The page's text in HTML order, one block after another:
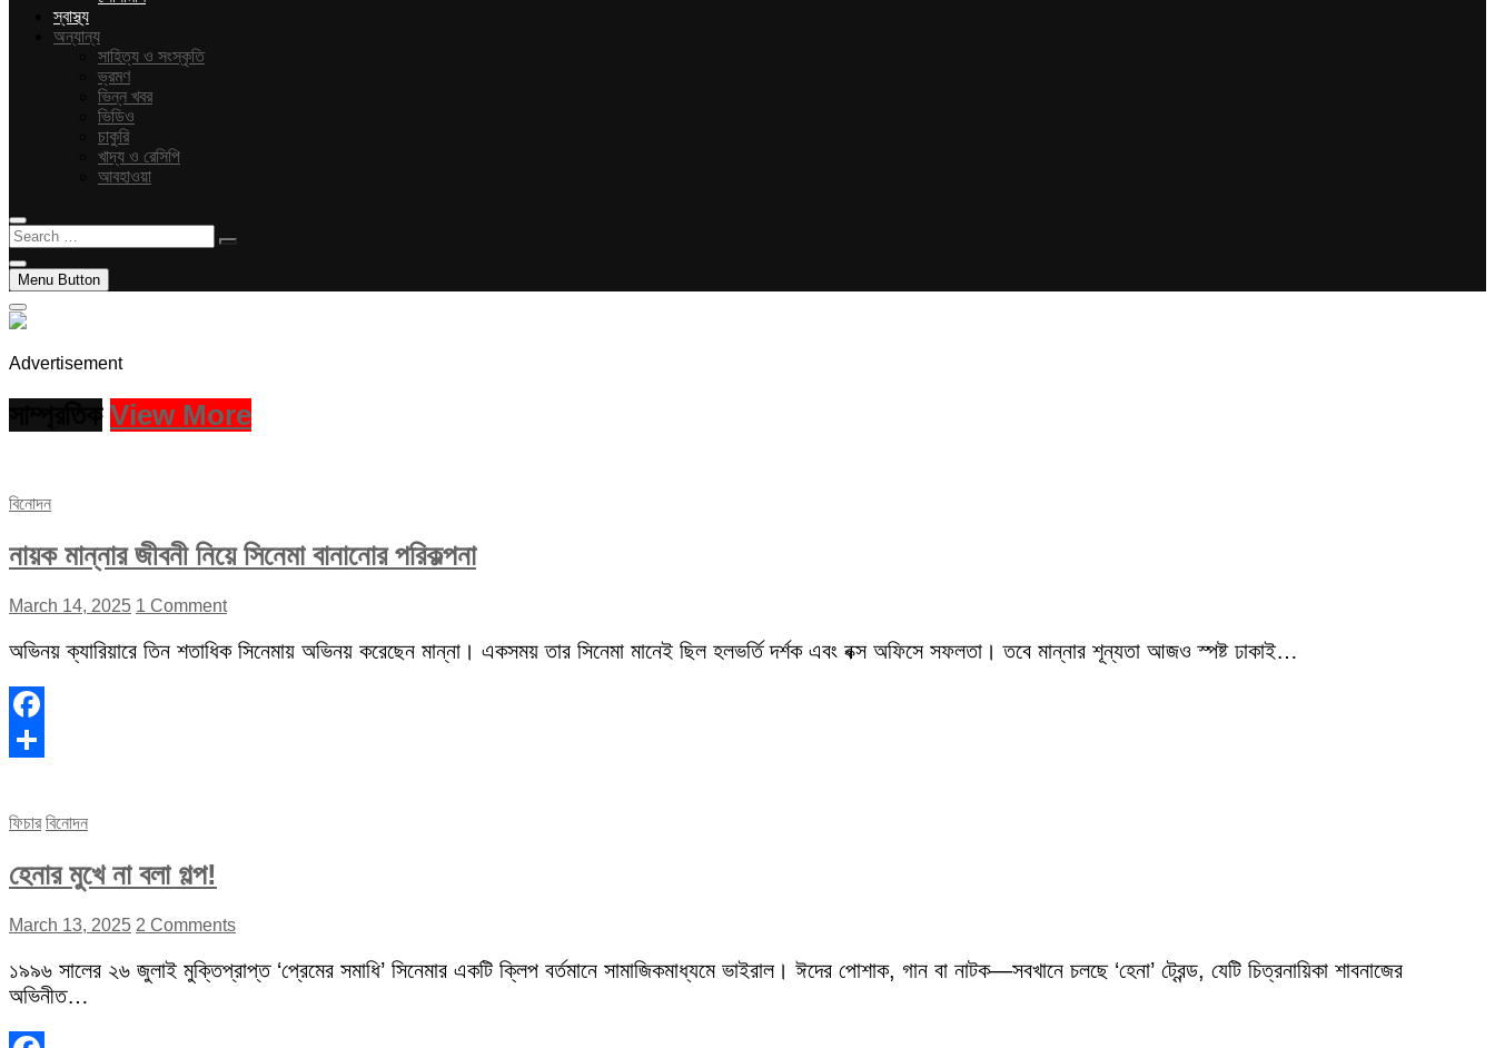
স্বাস্থ্য
অন্যান্য
সাহিত্য ও সংস্কৃতি
ভ্রমণ
ভিন্ন খবর
ভিডিও
চাকুরি
খাদ্য ও রেসিপি
আবহাওয়া
Search
…
Menu Button
Advertisement
View More
বিনোদন
নায়ক মান্নার জীবনী নিয়ে সিনেমা বানানোর পরিকল্পনা
March 14, 2025 1 Comment
অভিনয় ক্যারিয়ারে তিন শতাধিক সিনেমায় অভিনয় করেছেন মান্না। একসময় তার সিনেমা মানেই ছিল হলভর্তি দর্শক এবং বক্স অফিসে সফলতা। তবে মান্নার শূন্যতা আজও স্পষ্ট ঢাকাই…
Facebook
ফিচার বিনোদন
হেনার মুখে না বলা গল্প!
March 13, 2025 2 Comments
১৯৯৬ সালের ২৬ জুলাই মুক্তিপ্রাপ্ত ‘প্রেমের সমাধি’ সিনেমার একটি ক্লিপ বর্তমানে সামাজিকমাধ্যমে ভাইরাল। ঈদের পোশাক, গান বা নাটক—সবখানে চলছে ‘হেনা’ ট্রেন্ড, যেটি চিত্রনায়িকা শাবনাজের
অভিনীত…